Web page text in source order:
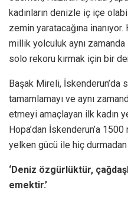
kadınların denizle iç içe
zemin yaratacağına
millik yolculuk aynı
solo rekoru kırmak için bir
Başak Mireli, İskenderun’da
tamamlamayı ve aynı
etmeyi amaçlayan ilk kadın
Hopa’dan İskenderun’a
yelken gücü ile hiç
‘Deniz özgürlüktür,
emektir.’